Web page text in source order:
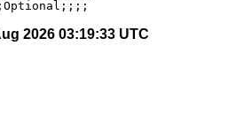
2026 03:19:33 UTC